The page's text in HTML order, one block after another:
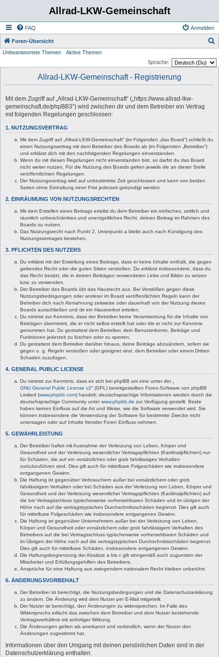
Allrad-LKW-Gemeinschaft
FAQ Anmelden
Foren-Übersicht
Unbeantwortete Themen
Aktive Themen
Sprache:
Allrad-LKW-Gemeinschaft - Registrierung
Mit dem Zugriff auf „Allrad-LKW-Gemeinschaft“ („https://www.allrad-lkw-
gemeinschaft.de/phpBB3“) wird zwischen dir und dem Betreiber ein Vertrag
mit folgenden Regelungen geschlossen:
1. NUTZUNGSVERTRAG
Mit dem Zugriff auf „Allrad-LKW-Gemeinschaft“ (im Folgenden „das Board“) schließt du
einen Nutzungsvertrag mit dem Betreiber des Boards ab (im Folgenden „Betreiber“)
und erklärst dich mit den nachfolgenden Regelungen einverstanden.
Wenn du mit diesen Regelungen nicht einverstanden bist, so darfst du das Board
nicht weiter nutzen. Für die Nutzung des Boards gelten jeweils die an dieser Stelle
veröffentlichten Regelungen.
Der Nutzungsvertrag wird auf unbestimmte Zeit geschlossen und kann von beiden
Seiten ohne Einhaltung einer Frist jederzeit gekündigt werden.
2. EINRÄUMUNG VON NUTZUNGSRECHTEN
Mit dem Erstellen eines Beitrags erteilst du dem Betreiber ein einfaches, zeitlich und
räumlich unbeschränktes und unentgeltliches Recht, deinen Beitrag im Rahmen des
Boards zu nutzen.
Das Nutzungsrecht nach Punkt 2, Unterpunkt a bleibt auch nach Kündigung des
Nutzungsvertrages bestehen.
3. PFLICHTEN DES NUTZERS
Du erklärst mit der Erstellung eines Beitrags, dass er keine Inhalte enthält, die gegen
geltendes Recht oder die guten Sitten verstoßen. Du erklärst insbesondere, dass du
das Recht besitzt, die in deinen Beiträgen verwendeten Links und Bilder zu setzen
bzw. zu verwenden.
Der Betreiber des Boards übt das Hausrecht aus. Bei Verstößen gegen diese
Nutzungsbedingungen oder anderer im Board veröffentlichten Regeln kann der
Betreiber dich nach Abmahnung zeitweise oder dauerhaft von der Nutzung dieses
Boards ausschließen und dir ein Hausverbot erteilen.
Du nimmst zur Kenntnis, dass der Betreiber keine Verantwortung für die Inhalte von
Beiträgen übernimmt, die er nicht selbst erstellt hat oder die er nicht zur Kenntnis
genommen hat. Du gestattest dem Betreiber, dein Benutzerkonto, Beiträge und
Funktionen jederzeit zu löschen oder zu sperren.
Du gestattest dem Betreiber darüber hinaus, deine Beiträge abzuändern, sofern sie
gegen o. g. Regeln verstoßen oder geeignet sind, dem Betreiber oder einem Dritten
Schaden zuzufügen.
4. GENERAL PUBLIC LICENSE
Du nimmst zur Kenntnis, dass es sich bei phpBB um eine unter der „
GNU General Public License v2“ (GPL) bereitgestellten Foren-Software von phpBB
Limited (www.phpbb.com) handelt; deutschsprachige Informationen werden durch die
deutschsprachige Community unterwww.phpbb.de zur Verfügung gestellt. Beide
haben keinen Einfluss auf die Art und Weise, wie die Software verwendet wird. Sie
können insbesondere die Verwendung der Software für bestimmte Zwecke nicht
untersagen oder auf Inhalte fremder Foren Einfluss nehmen.
5. GEWÄHRLEISTUNG
Der Betreiber haftet mit Ausnahme der Verletzung von Leben, Körper und
Gesundheit und der Verletzung wesentlicher Vertragspflichten (Kardinalpflichten) nur
für Schäden, die auf ein vorsätzliches oder grob fahrlässiges Verhalten
zurückzuführen sind. Dies gilt auch für mittelbare Folgeschäden wie insbesondere
entgangenen Gewinn.
Die Haftung ist gegenüber Verbrauchern außer bei vorsätzlichem oder grob
fahrlässigem Verhalten oder bei Schäden aus der Verletzung von Leben, Körper und
Gesundheit und der Verletzung wesentlicher Vertragspflichten (Kardinalpflichten) auf
die bei Vertragsschluss typischerweise vorhersehbaren Schäden und im übrigen der
Höhe nach auf die vertragstypischen Durchschnittsschäden begrenzt. Dies gilt auch
für mittelbare Folgeschäden wie insbesondere entgangenen Gewinn.
Die Haftung ist gegenüber Unternehmern außer bei der Verletzung von Leben,
Körper und Gesundheit oder vorsätzlichem oder grob fahrlässigem Verhalten des
Betreibers auf die bei Vertragsschluss typischerweise vorhersehbaren Schäden und
im Übrigen der Höhe nach auf die vertragstypischen Durchschnittsschäden begrenzt.
Dies gilt auch für mittelbare Schäden, insbesondere entgangenen Gewinn.
Die Haftungsbegrenzung der Absätze a bis c gilt sinngemäß auch zugunsten der
Mitarbeiter und Erfüllungsgehilfen des Betreibers.
Ansprüche für eine Haftung aus zwingendem nationalem Recht bleiben unberührt.
6. ÄNDERUNGSVORBEHALT
Der Betreiber ist berechtigt, die Nutzungsbedingungen und die Datenschutzerklärung
zu ändern. Die Änderung wird dem Nutzer per E-Mail mitgeteilt.
Der Nutzer ist berechtigt, den Änderungen zu widersprechen. Im Falle des
Widerspruchs erlischt das zwischen dem Betreiber und dem Nutzer bestehende
Vertragsverhältnis mit sofortiger Wirkung.
Die Änderungen gelten als anerkannt und verbindlich, wenn der Nutzer den
Änderungen zugestimmt hat.
Informationen über den Umgang mit deinen persönlichen Daten sind in der
Datenschutzerklärung enthalten.